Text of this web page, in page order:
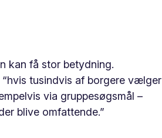
kan få stor betydning.
tusindvis af borgere vælger
via gruppesøgsmål –
blive omfattende.”